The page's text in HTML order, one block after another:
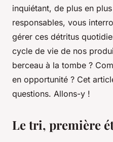
inquiétant, de plus en
responsables, vous
gérer ces détritus
cycle de vie de nos
berceau à la tombe ?
en opportunité ? Cet
questions. Allons-y !
Le tri, première